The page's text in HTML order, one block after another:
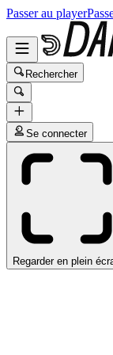
Passer au player
Rechercher
Se connecter
Regarder en plein